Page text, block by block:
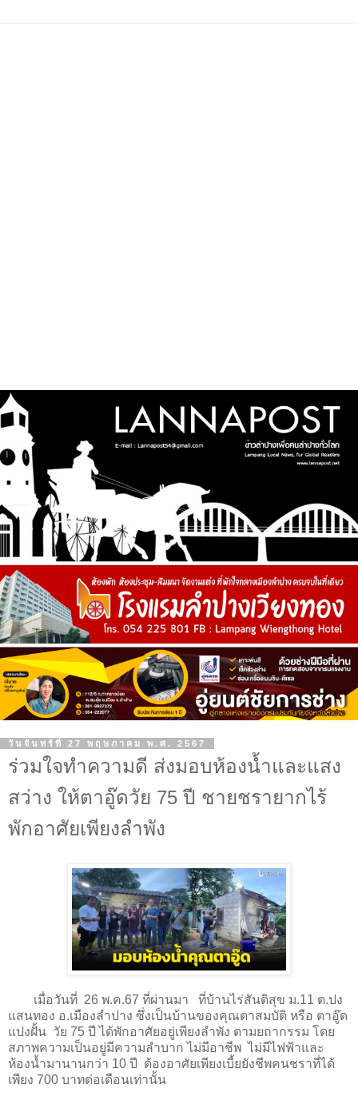
วันจันทร์ที่ 27 พฤษภาคม พ.ศ. 2567
ร่วมใจ​ทำความดี ส่งมอบห้องน้ำและแสง
สว่าง ให้ตาอู๊ดวัย 75 ปี ชายชรายากไร้
พักอาศัยเพียงลำพัง
เมื่อวันที่ 26 พ.ค.67 ที่ผ่านมา ที่บ้านไร่สันติสุข ม.11 ต.ปง
แสนทอง อ.เมืองลำปาง ซึ่งเป็นบ้านของคุณตาสมบัติ หรือ ตาอู๊ด
แปงฝั้น วัย 75 ปี ได้พักอาศัยอยู่เพียงลำพัง ตามยถากรรม โดย
สภาพความเป็นอยู่มีความลำบาก ไม่มีอาชีพ ไม่มีไฟฟ้าและ
ห้องน้ำมานานกว่า 10 ปี ต้องอาศัยเพียงเบี้ยยังชีพคนชราที่ได้
เพียง 700 บาทต่อเดือนเท่านั้น